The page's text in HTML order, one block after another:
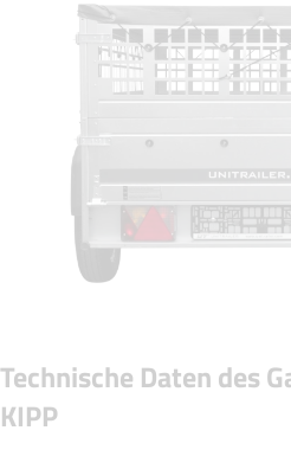
Technische Daten des
KIPP